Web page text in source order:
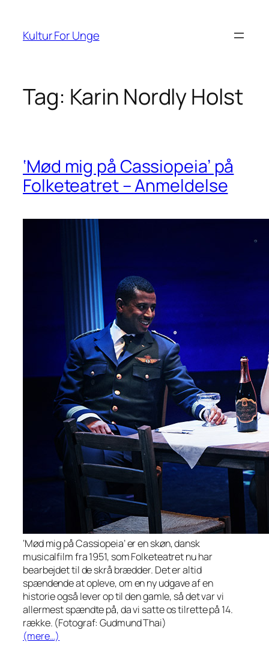
indhold
Kultur For Unge
Tag: Karin Nordly Holst
‘Mød mig på Cassiopeia’ på
Folketeatret – Anmeldelse
‘Mød mig på Cassiopeia’ er en skøn, dansk
musicalfilm fra 1951, som Folketeatret nu har
bearbejdet til de skrå brædder. Det er altid
spændende at opleve, om en ny udgave af en
historie også lever op til den gamle, så det var vi
allermest spændte på, da vi satte os tilrette på 14.
række. (Fotograf: Gudmund Thai)
(mere…)